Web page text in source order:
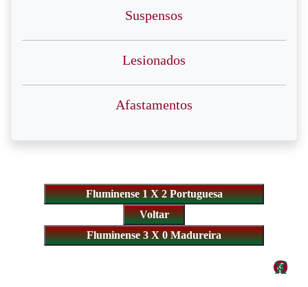
Suspensos
Lesionados
Afastamentos